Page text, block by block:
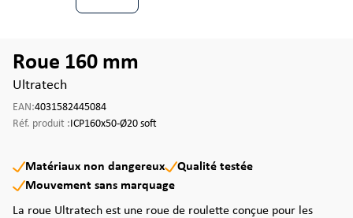
Roue 160 mm
Ultratech
EAN:4031582445084
Réf. produit :ICP160x50-Ø20 soft
Matériaux non dangereux
Qualité testée
Mouvement sans marquage
La roue Ultratech est une roue de roulette conçue pour les